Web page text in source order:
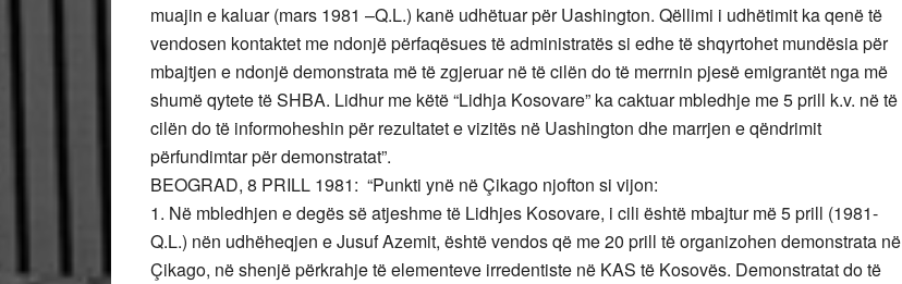
muajin e kaluar (mars 1981 –Q.L.) kanë udhëtuar për Uashington. Qëllimi i udhëtimit ka qenë të
vendosen kontaktet me ndonjë përfaqësues të administratës si edhe të shqyrtohet mundësia për
mbajtjen e ndonjë demonstrata më të zgjeruar në të cilën do të merrnin pjesë emigrantët nga më
shumë qytete të SHBA. Lidhur me këtë “Lidhja Kosovare” ka caktuar mbledhje me 5 prill k.v. në të
cilën do të informoheshin për rezultatet e vizitës në Uashington dhe marrjen e qëndrimit
përfundimtar për demonstratat”.
BEOGRAD, 8 PRILL 1981: “Punkti ynë në Çikago njofton si vijon:
1. Në mbledhjen e degës së atjeshme të Lidhjes Kosovare, i cili është mbajtur më 5 prill (1981-
Q.L.) nën udhëheqjen e Jusuf Azemit, është vendos që me 20 prill të organizohen demonstrata në
Çikago, në shenjë përkrahje të elementeve irredentiste në KAS të Kosovës. Demonstratat do të